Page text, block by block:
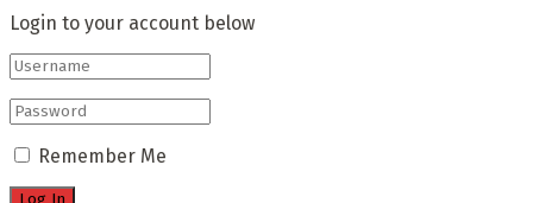
Login to your account below
Remember Me